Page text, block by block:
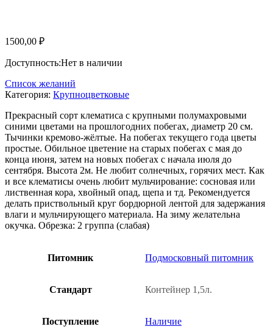
1500,00 ₽
Доступность:Нет в наличии
Список желаний
Категория: Крупноцветковые
Прекрасный сорт клематиса с крупными полумахровыми
синими цветами на прошлогодних побегах, диаметр 20 см.
Тычинки кремово-жёлтые. На побегах текущего года цветы
простые. Обильное цветение на старых побегах с мая до
конца июня, затем на новых побегах с начала июля до
сентября. Высота 2м. Не любит солнечных, горячих мест. Как
и все клематисы очень любит мульчирование: сосновая или
лиственная кора, хвойный опад, щепа и тд. Рекомендуется
делать приствольный круг бордюрной лентой для задержания
влаги и мульчирующего материала. На зиму желательна
окучка. Обрезка: 2 группа (слабая)
Питомник Подмосковный питомник
Стандарт Контейнер 1,5л.
Поступление Наличие